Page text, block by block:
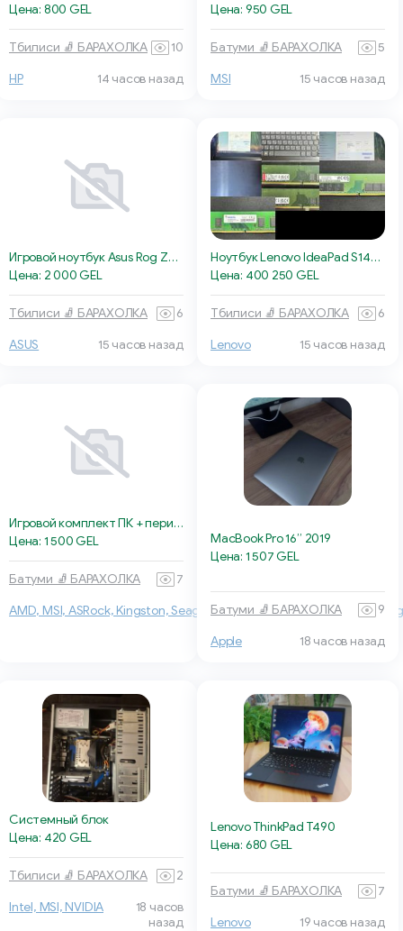
Цена: 800 GEL
Тбилиси 🧦 БАРАХОЛКА 10
HP 14 часов назад
Цена: 950 GEL
Батуми 🧦 БАРАХОЛКА 5
MSI 15 часов назад
Игровой ноутбук Asus Rog Zephyrus G14
Цена: 2 000 GEL
Тбилиси 🧦 БАРАХОЛКА 6
ASUS 15 часов назад
Ноутбук Lenovo IdeaPad S145-15AST
Цена: 400 250 GEL
Тбилиси 🧦 БАРАХОЛКА 6
Lenovo 15 часов назад
Игровой комплект ПК + периферия
Цена: 1 500 GEL
Батуми 🧦 БАРАХОЛКА 7
AMD, MSI, ASRock, Kingston, Seagate, Chieftec, BenQ, ViewSonic,
MacBook Pro 16” 2019
Цена: 1 507 GEL
Батуми 🧦 БАРАХОЛКА 9
Apple 18 часов назад
Системный блок
Цена: 420 GEL
Тбилиси 🧦 БАРАХОЛКА 2
Intel, MSI, NVIDIA
18 часов
назад
Lenovo ThinkPad T490
Цена: 680 GEL
Батуми 🧦 БАРАХОЛКА 7
Lenovo 19 часов назад